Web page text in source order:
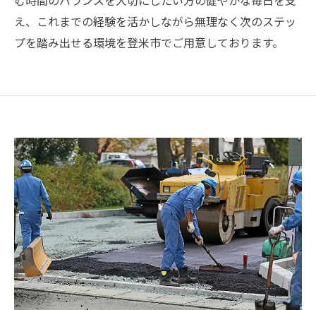
え、これまでの経験を活かしながら無理なく次のステッ
プを踏み出せる環境を登米市でご用意しております。